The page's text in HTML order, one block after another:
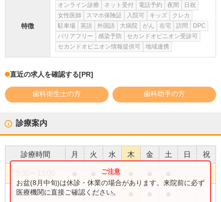
特徴
オンライン診療 ネット受付 電話予約 夜間
日祝
女性医師
スマホ保険証 入院可 キッズ
クレカ
駐車場
英語 外国語 大病院 がん 在宅 訪問
DPC
バリアフリー
感染予防
セカンドオピニオン受診可
セカンドオピニオン情報提供可
地域連携
直近の求人を確認する[PR]
歯科衛生士の方 歯科助手の方
診療案内
診療時間 月 火 水 木 金 土 日 祝
●
14:00〜19:00 ● ● ●
お盆(8月中旬)は休診・休業の場合があります。来院前に必ず
医療機関に直接ご確認ください。